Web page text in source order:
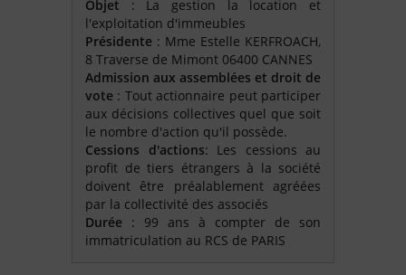
Objet : La gestion la location et
l'exploitation d'immeubles
Présidente : Mme Estelle KERFROACH,
8 Traverse de Mimont 06400 CANNES
Admission aux assemblées et droit de
vote : Tout actionnaire peut participer
aux décisions collectives quel que soit
le nombre d'action qu'il possède.
Cessions d'actions: Les cessions au
profit de tiers étrangers à la société
doivent être préalablement agréées
par la collectivité des associés
Durée : 99 ans à compter de son
immatriculation au RCS de PARIS